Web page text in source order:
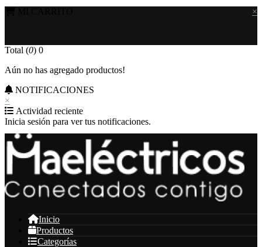
×
Total (0) 0
Aún no has agregado productos!
NOTIFICACIONES
×
Actividad reciente
Inicia sesión para ver tus notificaciones.
Inicio
Productos
Categorías